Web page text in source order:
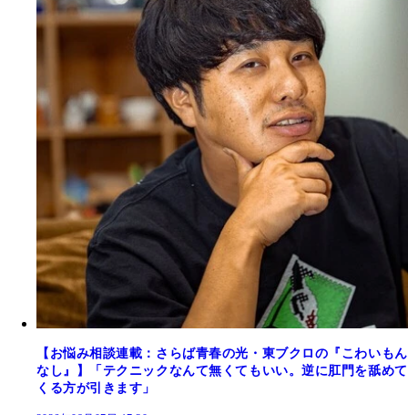
【お悩み相談連載：さらば青春の光・東ブクロの『こわいもん
なし』】「テクニックなんて無くてもいい。逆に肛門を舐めて
くる方が引きます」